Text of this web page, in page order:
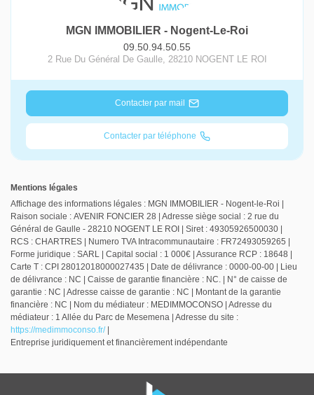
MGN IMMOBILIER - Nogent-Le-Roi
09.50.94.50.55
2 Rue Du Général De Gaulle, 28210 NOGENT LE ROI
Contacter par mail
Contacter par téléphone
Mentions légales
Affichage des informations légales : MGN IMMOBILIER - Nogent-le-Roi |
Raison sociale : AVENIR FONCIER 28 | Adresse siège social : 2 rue du
Général de Gaulle - 28210 NOGENT LE ROI | Siret : 49305926500030 |
RCS : CHARTRES | Numero TVA Intracommunautaire : FR72493059265 |
Forme juridique : SARL | Capital social : 1 000€ | Assurance RCP : 18648 |
Carte T : CPI 28012018000027435 | Date de délivrance : 0000-00-00 | Lieu
de délivrance : NC | Caisse de garantie financière : NC. | N° de caisse de
garantie : NC | Adresse caisse de garantie : NC | Montant de la garantie
financière : NC | Nom du médiateur : MEDIMMOCONSO | Adresse du
médiateur : 1 Allée du Parc de Mesemena | Adresse du site :
https://medimmoconso.fr/|
Entreprise juridiquement et financièrement indépendante